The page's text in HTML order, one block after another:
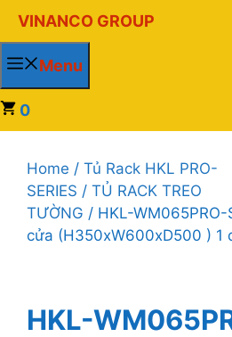
đến
nội
VINANCO GROUP
Menu
0
Home / Tủ Rack HKL PRO-
SERIES / TỦ RACK TREO
TƯỜNG / HKL-WM065PRO-
cửa (H350xW600xD500 ) 1
HKL-